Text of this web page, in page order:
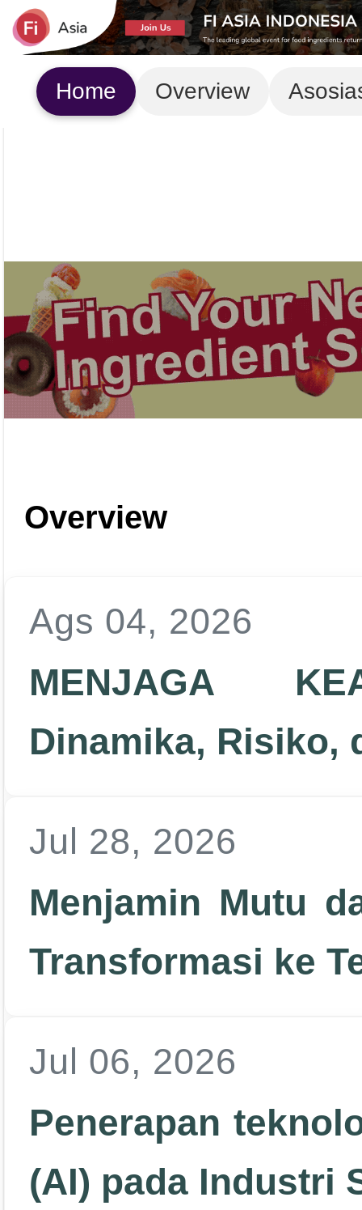
Home Overview
Overview
Ags 04, 2026
MENJAGA
Dinamika, Risiko,
Jul 28, 2026
Menjamin Mutu
Transformasi ke
Jul 06, 2026
Penerapan
(AI) pada Industri